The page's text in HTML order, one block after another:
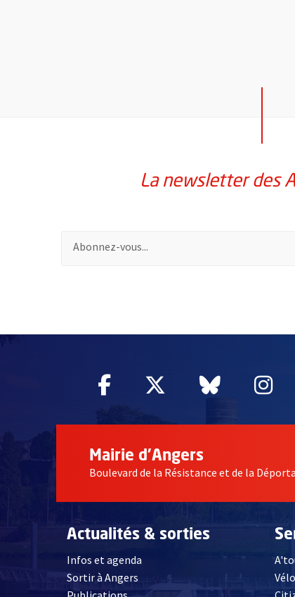
La newsletter des
Pour vous inscrire à la lettre d'information des
Facebook
, Ouvre une nouvelle
Twitter
, Ouvre une
Bluesky
, Ouvre
,
Mairie d'Angers
Boulevard de la Résistance et de la
Actualités & sorties
Infos et agenda
Sortir à Angers